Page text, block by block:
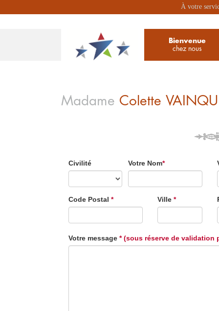
À votre
Bienvenue
chez nous
Madame Colette
Civilité Votre Nom*
Code Postal * Ville*
Votre message * (sous réserve de validation